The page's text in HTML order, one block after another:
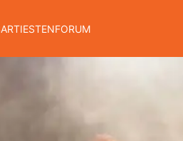
ARTIESTENFORUM